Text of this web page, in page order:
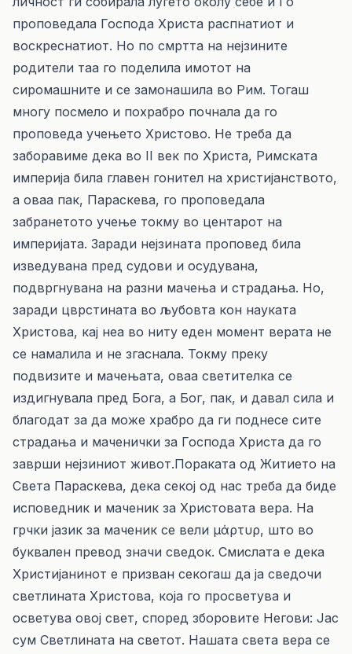
проповедала Господа Христа распнатиот и
воскреснатиот. Но по смртта на нејзините
родители таа го поделила имотот на
сиромашните и се замонашила во Рим. Тогаш
многу посмело и похрабро почнала да го
проповеда учењето Христово. Не треба да
заборавиме дека во II век по Христа, Римската
империја била главен гонител на христијанството,
а оваа пак, Параскева, го проповедала
забранетото учење токму во центарот на
империјата. Заради нејзината проповед била
изведувана пред судови и осудувана,
подвргнувана на разни мачења и страдања. Но,
заради цврстината во љубовта кон науката
Христова, кај неа во ниту еден момент верата не
се намалила и не згаснала. Токму преку
подвизите и мачењата, оваа светителка се
издигнувала пред Бога, а Бог, пак, и давал сила и
благодат за да може храбро да ги поднесе сите
страдања и маченички за Господа Христа да го
заврши нејзиниот живот.Пораката од Житието на
Света Параскева, дека секој од нас треба да биде
исповедник и маченик за Христовата вера. На
грчки јазик за маченик се вели μάρτυρ, што во
буквален превод значи сведок. Смислата е дека
Христијанинот е призван секогаш да ја сведочи
светлината Христова, која го просветува и
осветува овој свет, според зборовите Негови: Јас
сум Светлината на светот. Нашата света вера се